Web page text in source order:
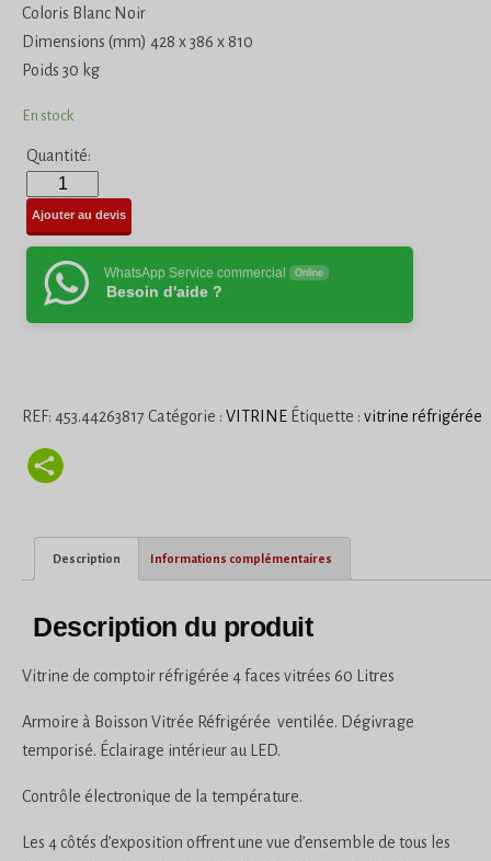
Coloris Blanc Noir
Dimensions (mm) 428 x 386 x 810
Poids 30 kg
En stock
Quantité:
Ajouter au devis
WhatsApp Service commercial Online
Besoin d'aide ?
REF: 453.44263817 Catégorie : VITRINE Étiquette : vitrine réfrigérée
Description Informations complémentaires
Description du produit
Vitrine de comptoir réfrigérée 4 faces vitrées 60 Litres
Armoire à Boisson Vitrée Réfrigérée ventilée. Dégivrage
temporisé. Éclairage intérieur au LED.
Contrôle électronique de la température.
Les 4 côtés d’exposition offrent une vue d’ensemble de tous les